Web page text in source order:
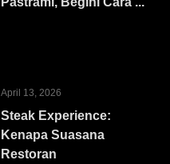
April 13, 2026
Steak Experience:
Kenapa Suasana
Restoran